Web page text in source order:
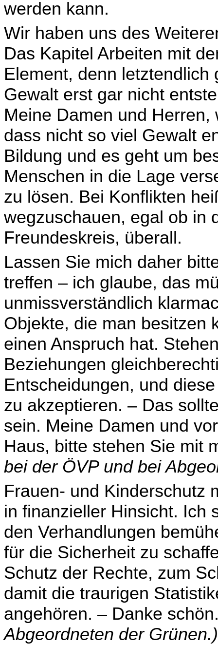
werden kann.
Wir haben uns des
Das Kapitel Arbeiten mit
Element, denn
Gewalt erst gar nicht
Meine Damen und
dass nicht so viel Gewalt
Bildung und es geht um
Menschen in die Lage
zu lösen. Bei Konflikten
wegzuschauen, egal ob in
Freundeskreis, überall.
Lassen Sie mich daher
treffen – ich glaube, das
unmissverständlich
Objekte, die man besitzen
einen Anspruch hat.
Beziehungen
Entscheidun­gen, und
zu akzeptieren. – Das
sein. Meine Damen und
Haus, bitte stehen Sie mit
bei der ÖVP und bei
Frauen- und Kinderschutz
in finanzieller Hinsicht. Ich
den Verhandlungen
für die Sicherheit zu
Schutz der Rechte, zum
damit die traurigen
angehören. – Danke
Abgeordneten der Grünen.)